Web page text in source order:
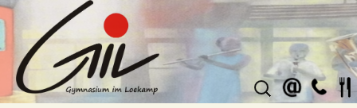
Suchen
nach: